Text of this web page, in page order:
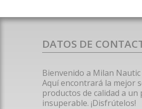
DATOS DE
Bienvenido a Milan Nautic
Aquí encontrará la mejor
productos de calidad a un
insuperable. ¡Disfrútelos!